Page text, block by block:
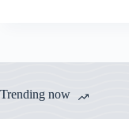
Trending now